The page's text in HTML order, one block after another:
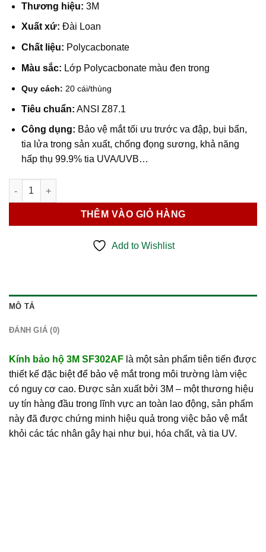
Thương hiệu: 3M
Xuất xứ: Đài Loan
Chất liệu: Polycacbonate
Màu sắc: Lớp Polycacbonate màu đen trong
Quy cách: 20 cái/thùng
Tiêu chuẩn: ANSI Z87.1
Công dụng: Bảo vệ mắt tối ưu trước va đập, bụi bẩn,
tia lửa trong sản xuất, chống đọng sương, khả năng
hấp thụ 99.9% tia UVA/UVB…
Kính Bảo Hộ 3M SF302AF số lượng
THÊM VÀO GIỎ HÀNG
Add to Wishlist
MÔ TẢ
ĐÁNH GIÁ (0)
Kính bảo hộ 3M SF302AF là một sản phẩm tiên tiến được
thiết kế đặc biệt để bảo vệ mắt trong môi trường làm việc
có nguy cơ cao. Được sản xuất bởi 3M – một thương hiệu
uy tín hàng đầu trong lĩnh vực an toàn lao động, sản phẩm
này đã được chứng minh hiệu quả trong việc bảo vệ mắt
khỏi các tác nhân gây hại như bụi, hóa chất, và tia UV.